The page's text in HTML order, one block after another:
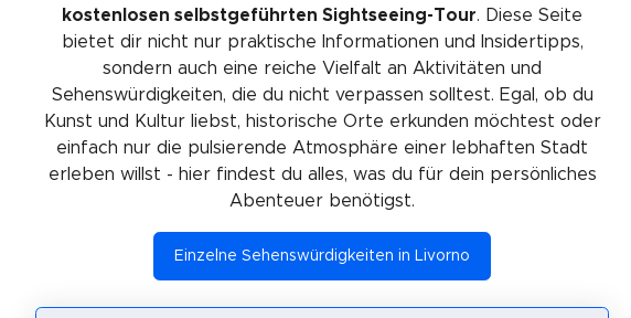
kostenlosen selbstgeführten Sightseeing-Tour. Diese Seite
bietet dir nicht nur praktische Informationen und Insidertipps,
sondern auch eine reiche Vielfalt an Aktivitäten und
Sehenswürdigkeiten, die du nicht verpassen solltest. Egal, ob du
Kunst und Kultur liebst, historische Orte erkunden möchtest oder
einfach nur die pulsierende Atmosphäre einer lebhaften Stadt
erleben willst - hier findest du alles, was du für dein persönliches
Abenteuer benötigst.
Einzelne Sehenswürdigkeiten in Livorno